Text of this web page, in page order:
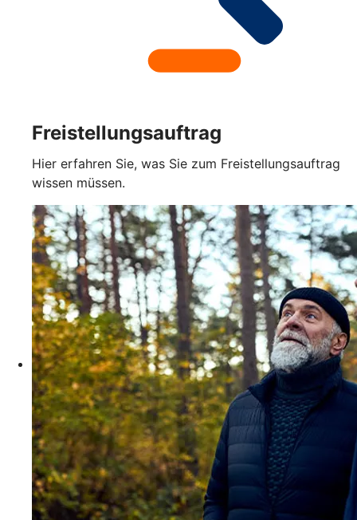
Freistellungsauftrag
Hier erfahren Sie, was Sie zum Freistellungsauftrag
wissen müssen.